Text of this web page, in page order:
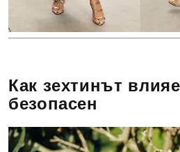
Как зехтинът
безопасен